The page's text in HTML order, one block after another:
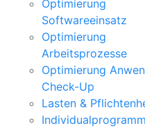
Optimierung
Softwareeinsatz
Optimierung
Arbeitsprozesse
Optimierung
Check-Up
Lasten &